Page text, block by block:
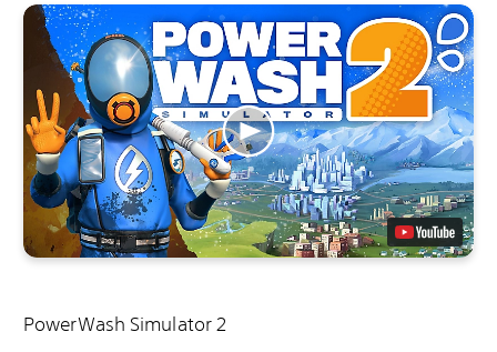
PowerWash Simulator 2